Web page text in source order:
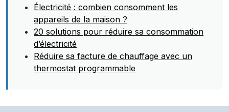
Électricité : combien consomment les
appareils de la maison ?
20 solutions pour réduire sa consommation
d’électricité
Réduire sa facture de chauffage avec un
thermostat programmable